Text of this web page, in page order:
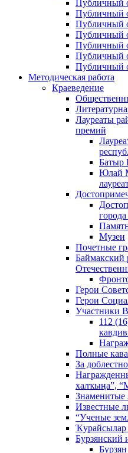
Публичный
Публичный
Публичный
Публичный
Публичный
Публичный
Публичный
Методическая работа
Краеведение
Лауреаты
премий
Батыр
Юлай
Музеи
Почетные
Баймакский
Герои
Герои
Участники
112
Полные
За
халҡыңа”,
Знаменитые
Известные
“Ученые
Ҡурайсылар
Бурзянский
Бурзян